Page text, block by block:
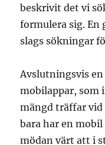
beskrivit det vi
formulera sig. En
slags sökningar
Avslutningsvis
mobilappar, som
mängd träffar
bara har en
mödan värt att i